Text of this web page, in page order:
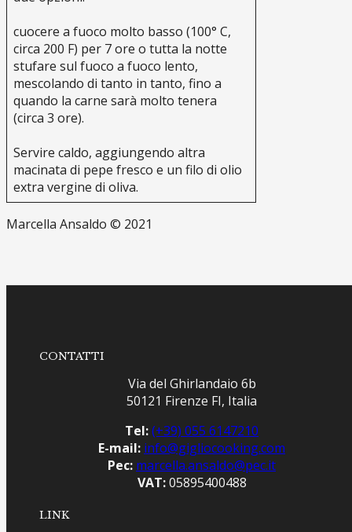
cuocere a fuoco molto basso (100° C,
circa 200 F) per 7 ore o tutta la notte
stufare sul fuoco a fuoco lento,
mescolando di tanto in tanto, fino a
quando la carne sarà molto tenera
(circa 3 ore).
Servire caldo, aggiungendo altra
macinata di pepe fresco e un filo di olio
extra vergine di oliva.
Marcella Ansaldo © 2021
CONTATTI
Via del Ghirlandaio 6b
50121 Firenze FI, Italia
Tel:(+39) 055 6147210
E-mail: info@gigliocooking.com
Pec: marcella.ansaldo@pec.it
VAT:05895400488
LINK